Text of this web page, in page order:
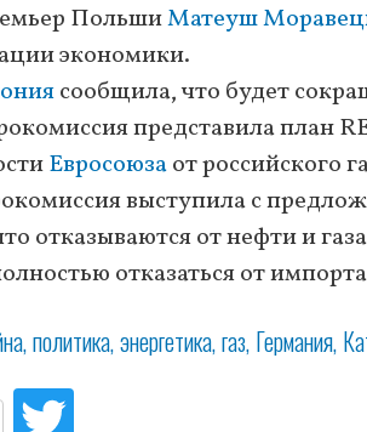
ПольшиМатеуш
экономики.
сообщила, что будет
представила план
Евросоюзаот российского
выступила с
отказываются от нефти и
отказаться от
политика энергетика газ Германия